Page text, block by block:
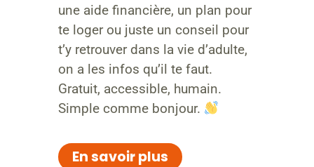
une aide financière, un plan pour
te loger ou juste un conseil pour
t’y retrouver dans la vie d’adulte,
on a les infos qu’il te faut.
Gratuit, accessible, humain.
Simple comme bonjour.
En savoir plus